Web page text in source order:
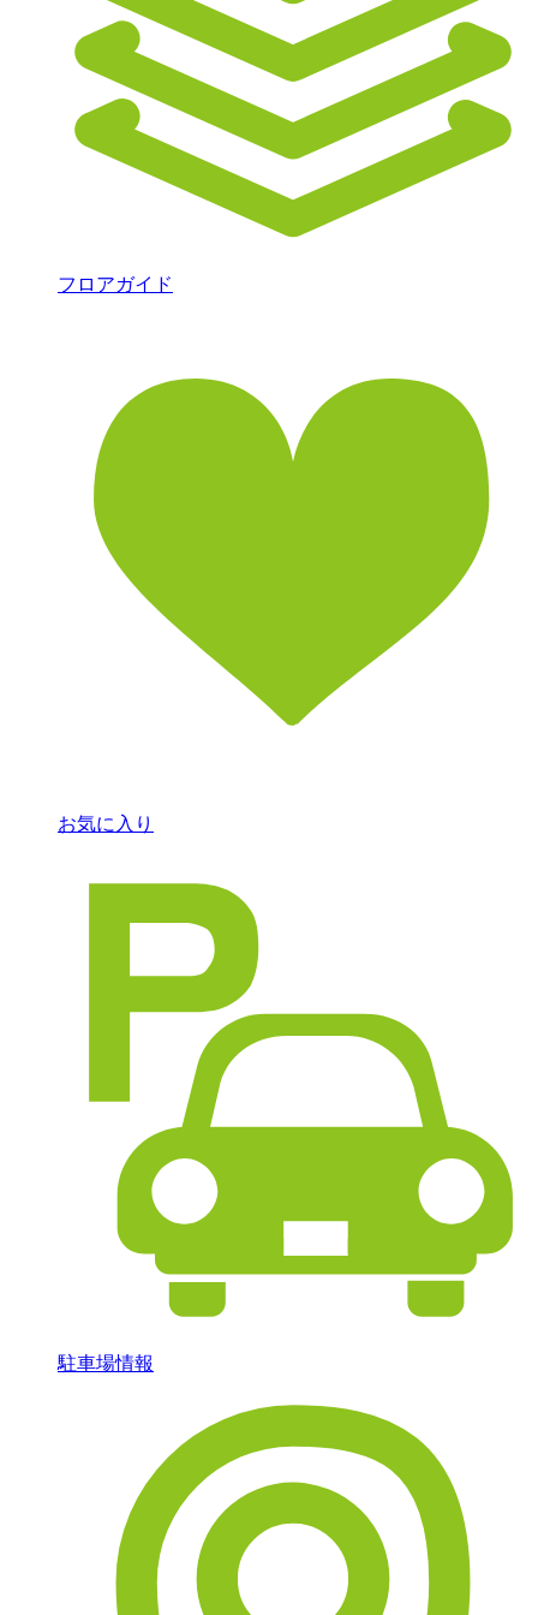
フロアガイド
お気に入り
駐車場情報